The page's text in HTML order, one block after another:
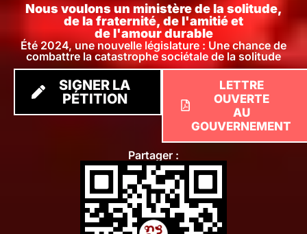
Nous voulons un ministère de la solitude,
de la fraternité, de l'amitié et
de l'amour durable
SIGNER LA
PÉTITION
LETTRE
OUVERTE
AU
GOUVERNEMENT
Partager :
Été 2024, une nouvelle législature : Une chance de
combattre la catastrophe sociétale de la solitude